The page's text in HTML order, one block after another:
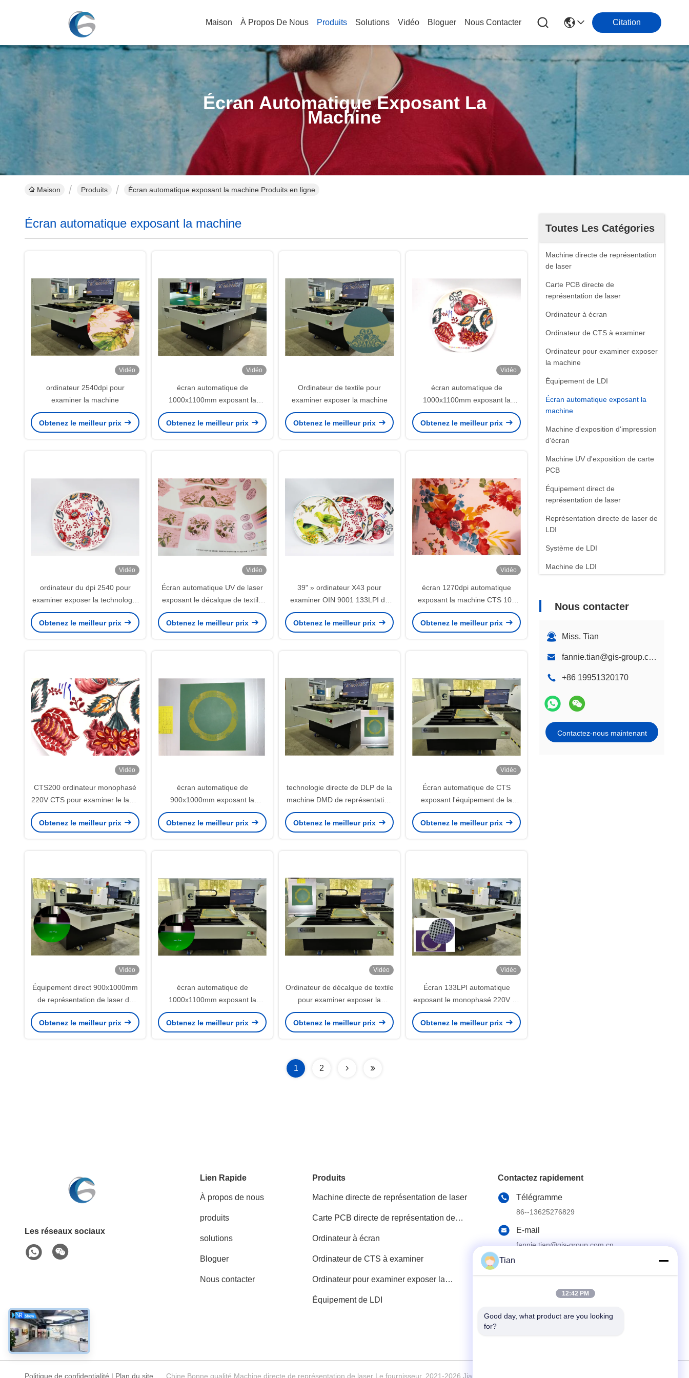
Maison À Propos De Nous Produits Solutions Vidéo Bloguer Nous Contacter Citation
Écran Automatique Exposant La
Machine
Maison Produits Écran automatique exposant la machine Produits en ligne
Toutes Les Catégories
Machine directe de représentation
de laser
Carte PCB directe de
représentation de laser
Ordinateur à écran
Ordinateur de CTS à examiner
Ordinateur pour examiner exposer
la machine
Équipement de LDI
Écran automatique exposant la
machine
Machine d'exposition d'impression
d'écran
Machine UV d'exposition de carte
PCB
Équipement direct de
représentation de laser
Représentation directe de laser de
LDI
Système de LDI
Machine de LDI
Nous contacter
Miss. Tian
fannie.tian@gis-group.com.cn
+86 19951320170
Contactez-nous maintenant
Écran automatique exposant la machine
Vidéo
ordinateur 2540dpi pour
examiner la machine
Obtenez le meilleur prix
Vidéo
écran automatique de
1000x1100mm exposant la
machine
Obtenez le meilleur prix
Ordinateur de textile pour
examiner exposer la machine
Obtenez le meilleur prix
Vidéo
écran automatique de
1000x1100mm exposant la
machine pour le décalque de
textile
Obtenez le meilleur prix
Vidéo
ordinateur du dpi 2540 pour
examiner exposer la technologie
de DLP de la machine 133LPI
DMD
Obtenez le meilleur prix
Vidéo
Écran automatique UV de laser
exposant le décalque de textile
de la machine 2540dpi
Obtenez le meilleur prix
39" » ordinateur X43 pour
examiner OIN 9001 133LPI de
machine
Obtenez le meilleur prix
Vidéo
écran 1270dpi automatique
exposant la machine CTS 100
220V
Obtenez le meilleur prix
Vidéo
CTS200 ordinateur monophasé
220V CTS pour examiner le laser
UV
Obtenez le meilleur prix
écran automatique de
900x1000mm exposant la
machine pour le décalque
Obtenez le meilleur prix
technologie directe de DLP de la
machine DMD de représentation
de laser de 400x400mm
Obtenez le meilleur prix
Vidéo
Écran automatique de CTS
exposant l'équipement de la
machine 25-45mm LDI
Obtenez le meilleur prix
Vidéo
Équipement direct 900x1000mm
de représentation de laser du
textile 1270dpi
Obtenez le meilleur prix
écran automatique de
1000x1100mm exposant la
machine CTS200
Obtenez le meilleur prix
Vidéo
Ordinateur de décalque de textile
pour examiner exposer la
machine 2540dpi
Obtenez le meilleur prix
Vidéo
Écran 133LPI automatique
exposant le monophasé 220V de
machine
Obtenez le meilleur prix
1 2
Les réseaux sociaux
Lien Rapide
À propos de nous
produits
solutions
Bloguer
Nous contacter
Produits
Machine directe de représentation de laser
Carte PCB directe de représentation de
Ordinateur à écran
Ordinateur de CTS à examiner
Ordinateur pour examiner exposer la
Équipement de LDI
Contactez rapidement
Télégramme
86--13625276829
E-mail
fannie.tian@gis-group.com.cn
Plancher 2, bâtiment 2, bâtiment de Ruijing,
Mudu, secteur de Wuzhong, Suzhou
Politique de confidentialité | Plan du site Chine Bonne qualité Machine directe de représentation de laser Le fournisseur. 2021-2026 Jiangsu GIS Laser Technologies Inc., Tous les droits réservés.
Tian
12:42 PM
Good day, what product are you looking
for?